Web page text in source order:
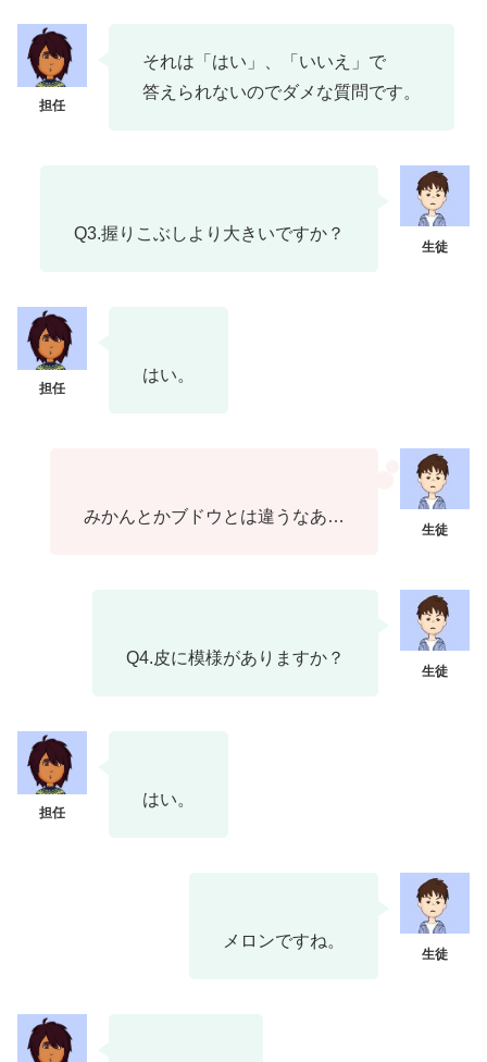
それは「はい」、「いいえ」で
答えられないのでダメな質問です。
Q3.握りこぶしより大きいですか？
はい。
みかんとかブドウとは違うなあ…
Q4.皮に模様がありますか？
はい。
メロンですね。